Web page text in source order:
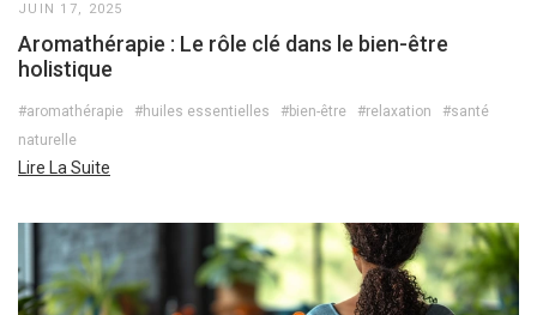
JUIN 17, 2025
Aromathérapie : Le rôle clé dans le bien-être
holistique
#aromathérapie #huiles essentielles #bien-être #relaxation
#santé
naturelle
Lire La Suite